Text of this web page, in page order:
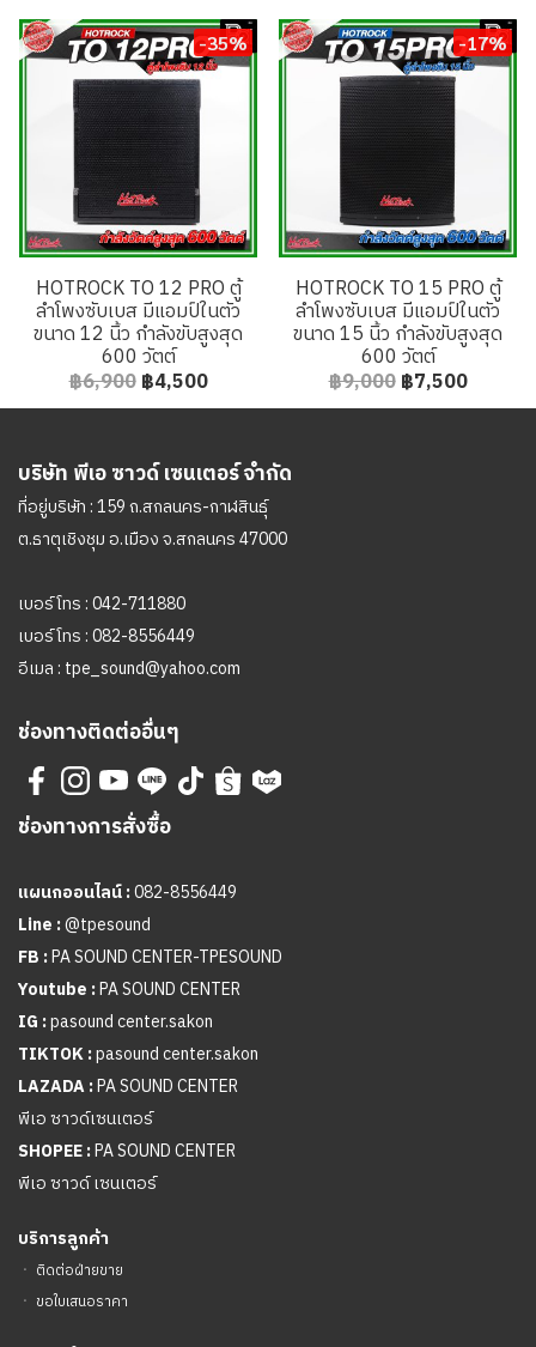
-35%
HOTROCK TO 12 PRO ตู้
ลำโพงซับเบส มีแอมป์ในตัว
ขนาด 12 นิ้ว กำลังขับสูงสุด
600 วัตต์
฿6,900 ฿4,500
-17%
HOTROCK TO 15 PRO ตู้
ลำโพงซับเบส มีแอมป์ในตัว
ขนาด 15 นิ้ว กำลังขับสูงสุด
600 วัตต์
฿9,000 ฿7,500
บริษัท พีเอ ซาวด์ เซนเตอร์ จำกัด
ที่อยู่บริษัท : 159 ถ.สกลนคร-กาฬสินธุ์
ต.ธาตุเชิงชุม อ.เมือง จ.สกลนคร 47000
เบอร์โทร :042-711880
เบอร์โทร :082-8556449
อีเมล : tpe_sound@yahoo.com
ช่องทางติดต่ออื่นๆ
ช่องทางการสั่งซื้อ
แผนกออนไลน์ :082-8556449
Line :@tpesound
FB :PA SOUND CENTER-TPESOUND
Youtube :PA SOUND CENTER
IG :pasound center.sakon
TIKTOK :pasound center.sakon
LAZADA :PA SOUND CENTER
พีเอ ซาวด์เซนเตอร์
SHOPEE :PA SOUND CENTER
พีเอ ซาวด์ เซนเตอร์
บริการลูกค้า
ㆍ ติดต่อฝ่ายขาย
ㆍ ขอใบเสนอราคา